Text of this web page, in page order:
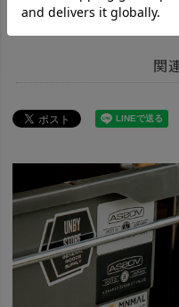
28,600（税込） ¥
関
BRAND AS2OV アッソブ
news 風景も設備も妥協しな
news カーミット愛用歴5年
news AS2OVのローバーチェ
news サウナで「ととのう